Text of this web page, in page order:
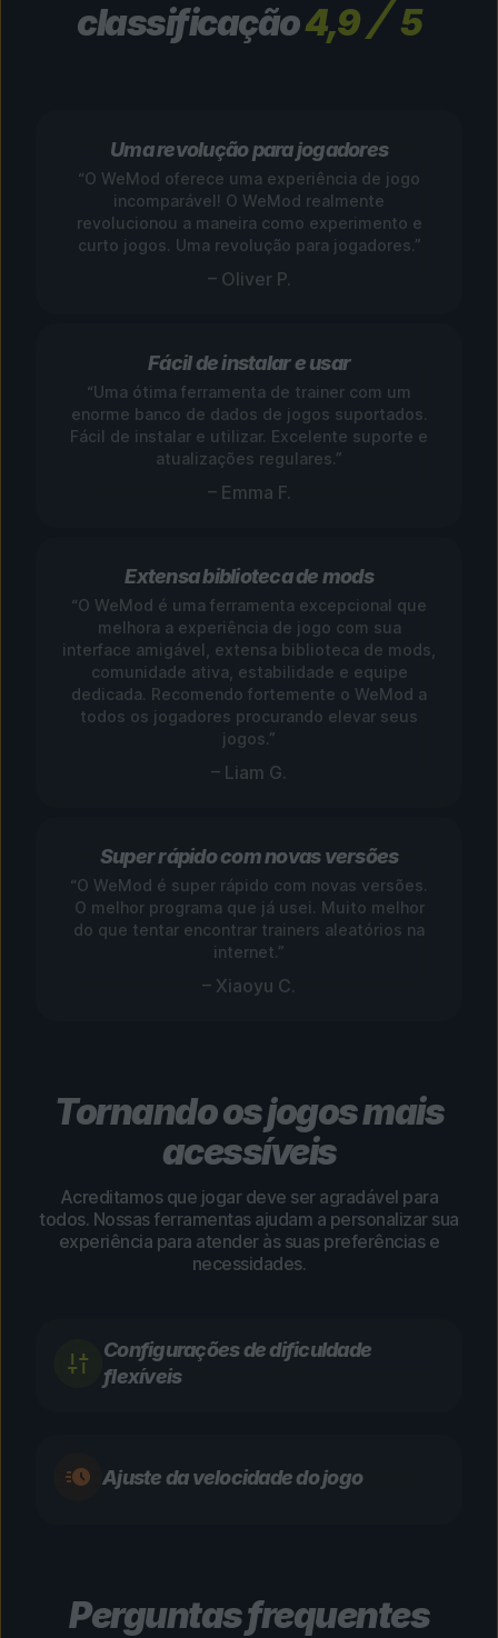
classificação4,9 5
Uma revolução para jogadores
“O WeMod oferece uma experiência de jogo
incomparável! O WeMod realmente
revolucionou a maneira como experimento e
curto jogos. Uma revolução para jogadores.”
– Oliver P.
Fácil de instalar e usar
“Uma ótima ferramenta de trainer com um
enorme banco de dados de jogos suportados.
Fácil de instalar e utilizar. Excelente suporte e
atualizações regulares.”
– Emma F.
Extensa biblioteca de mods
“O WeMod é uma ferramenta excepcional que
melhora a experiência de jogo com sua
interface amigável, extensa biblioteca de mods,
comunidade ativa, estabilidade e equipe
dedicada. Recomendo fortemente o WeMod a
todos os jogadores procurando elevar seus
jogos.”
– Liam G.
Super rápido com novas versões
“O WeMod é super rápido com novas versões.
O melhor programa que já usei. Muito melhor
do que tentar encontrar trainers aleatórios na
internet.”
– Xiaoyu C.
Tornando os jogos mais
acessíveis
Acreditamos que jogar deve ser agradável para
todos. Nossas ferramentas ajudam a personalizar sua
experiência para atender às suas preferências e
necessidades.
Configurações de dificuldade
flexíveis
Ajuste da velocidade do jogo
Perguntas frequentes